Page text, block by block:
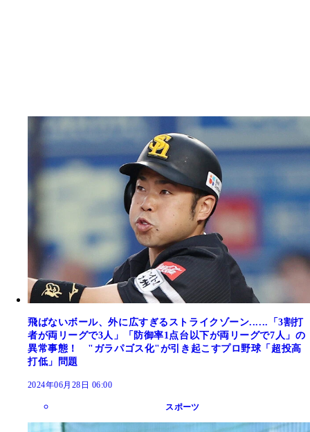
飛ばないボール、外に広すぎるストライクゾーン......「3割打
者が両リーグで3人」「防御率1点台以下が両リーグで7人」の
異常事態！ "ガラパゴス化"が引き起こすプロ野球「超投高
打低」問題
2024年06月28日 06:00
スポーツ